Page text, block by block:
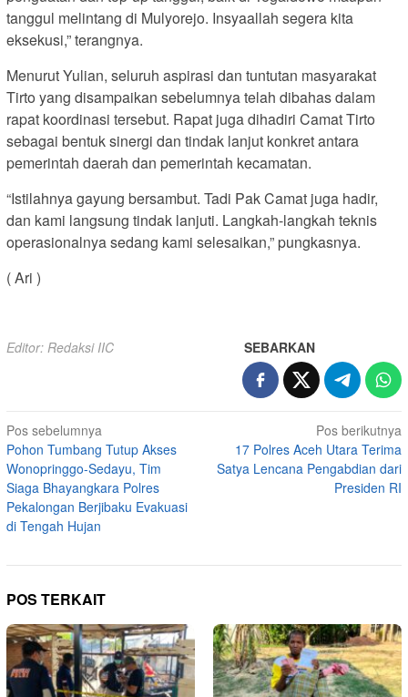
tanggul melintang di Mulyorejo. Insyaallah segera kita
eksekusi,” terangnya.
Menurut Yulian, seluruh aspirasi dan tuntutan masyarakat
Tirto yang disampaikan sebelumnya telah dibahas dalam
rapat koordinasi tersebut. Rapat juga dihadiri Camat Tirto
sebagai bentuk sinergi dan tindak lanjut konkret antara
pemerintah daerah dan pemerintah kecamatan.
“Istilahnya gayung bersambut. Tadi Pak Camat juga hadir,
dan kami langsung tindak lanjuti. Langkah-langkah teknis
operasionalnya sedang kami selesaikan,” pungkasnya.
( Ari )
Editor: Redaksi IIC SEBARKAN
Navigasi
pos
Pos sebelumnya
Pohon Tumbang Tutup Akses
Wonopringgo-Sedayu, Tim
Siaga Bhayangkara Polres
Pekalongan Berjibaku Evakuasi
di Tengah Hujan
Pos berikutnya
17 Polres Aceh Utara Terima
Satya Lencana Pengabdian dari
Presiden RI
POS TERKAIT